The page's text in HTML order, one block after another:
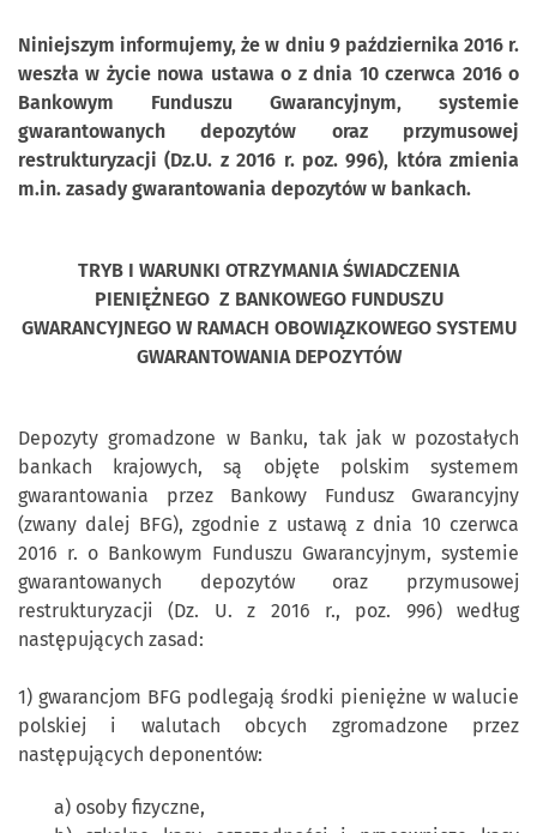
Niniejszym informujemy, że w dniu 9 października 2016 r.
weszła w życie nowa ustawa o z dnia 10 czerwca 2016 o
Bankowym Funduszu Gwarancyjnym, systemie
gwarantowanych depozytów oraz przymusowej
restrukturyzacji (Dz.U. z 2016 r. poz. 996), która zmienia
m.in. zasady gwarantowania depozytów w bankach.
TRYB I WARUNKI OTRZYMANIA ŚWIADCZENIA
PIENIĘŻNEGO Z BANKOWEGO FUNDUSZU
GWARANCYJNEGO W RAMACH OBOWIĄZKOWEGO SYSTEMU
GWARANTOWANIA DEPOZYTÓW
Depozyty gromadzone w Banku, tak jak w pozostałych
bankach krajowych, są objęte polskim systemem
gwarantowania przez Bankowy Fundusz Gwarancyjny
(zwany dalej BFG), zgodnie z ustawą z dnia 10 czerwca
2016 r. o Bankowym Funduszu Gwarancyjnym, systemie
gwarantowanych depozytów oraz przymusowej
restrukturyzacji (Dz. U. z 2016 r., poz. 996) według
następujących zasad:
1) gwarancjom BFG podlegają środki pieniężne w walucie
polskiej i walutach obcych zgromadzone przez
następujących deponentów:
a) osoby fizyczne,